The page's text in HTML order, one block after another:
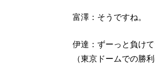
富澤：そうですね。
伊達：ずーっと負け
（東京ドームでの勝